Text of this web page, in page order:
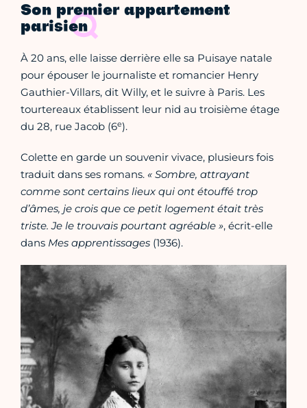
Son premier appartement
parisien
À 20 ans, elle laisse derrière elle sa Puisaye natale
pour épouser le journaliste et romancier Henry
Gauthier-Villars, dit Willy, et le suivre à Paris. Les
tourtereaux établissent leur nid au troisième étage
du 28, rue Jacob (6e).
Colette en garde un souvenir vivace, plusieurs fois
traduit dans ses romans. « Sombre, attrayant
comme sont certains lieux qui ont étouffé trop
d’âmes, je crois que ce petit logement était très
triste. Je le trouvais pourtant agréable », écrit-elle
dans Mes apprentissages (1936).